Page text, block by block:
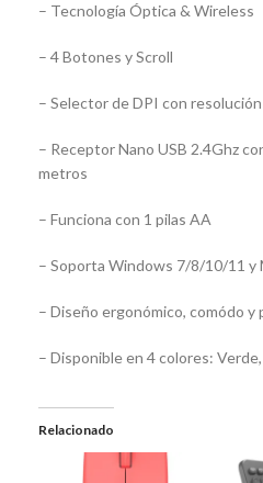
– Tecnología Óptica & Wireless
– 4 Botones y Scroll
– Selector de DPI con
– Receptor Nano USB 2.4Ghz
metros
– Funciona con 1 pilas AA
– Soporta Windows 7/8/10/11 y
– Diseño ergonómico, comódo y
– Disponible en 4 colores:
Relacionado